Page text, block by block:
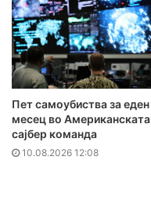
Пет самоубиства за еден
месец во Американската
сајбер команда
10.08.2026 12:08